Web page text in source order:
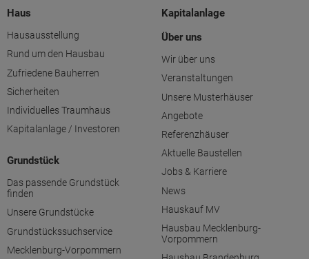
Haus
Hausausstellung
Rund um den Hausbau
Zufriedene Bauherren
Sicherheiten
Individuelles Traumhaus
Kapitalanlage / Investoren
Grundstück
Das passende Grundstück
finden
Unsere Grundstücke
Grundstückssuchservice
Mecklenburg-Vorpommern
Kapitalanlage
Über uns
Wir über uns
Veranstaltungen
Unsere Musterhäuser
Angebote
Referenzhäuser
Aktuelle Baustellen
Jobs & Karriere
News
Hauskauf MV
Hausbau Mecklenburg-
Vorpommern